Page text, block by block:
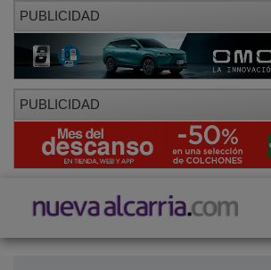
PUBLICIDAD
PUBLICIDAD